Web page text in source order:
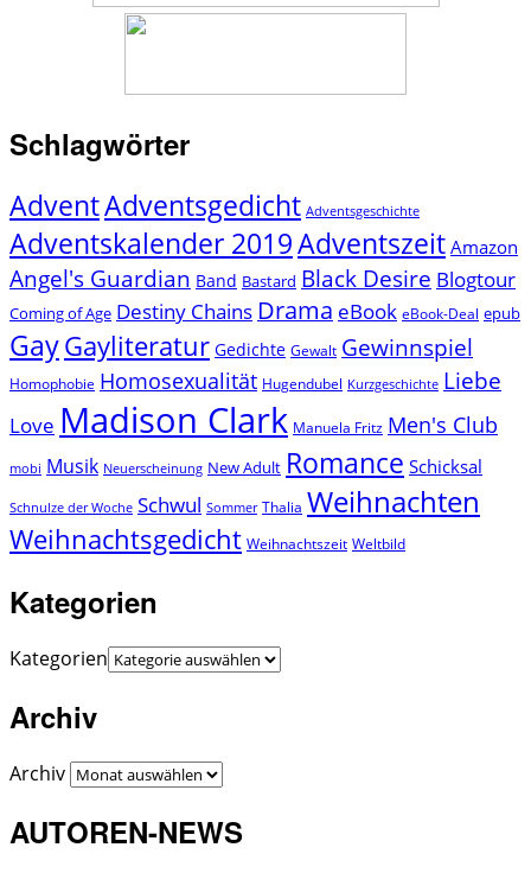
Schlagwörter
AdventAdventsgedicht Adventsgeschichte
Adventskalender 2019Adventszeit Amazon
Angel's Guardian Band Bastard Black Desire Blogtour
Coming of Age Destiny Chains Drama eBook eBook-Deal epub
GayGayliteratur Gedichte Gewalt Gewinnspiel
Homophobie Homosexualität Hugendubel Kurzgeschichte Liebe
Love Madison Clark Manuela Fritz Men's Club
mobi Musik Neuerscheinung New Adult Romance Schicksal
Schnulze der Woche Schwul Sommer Thalia Weihnachten
Weihnachtsgedicht Weihnachtszeit Weltbild
Kategorien
Kategorien
Archiv
Archiv
AUTOREN-NEWS